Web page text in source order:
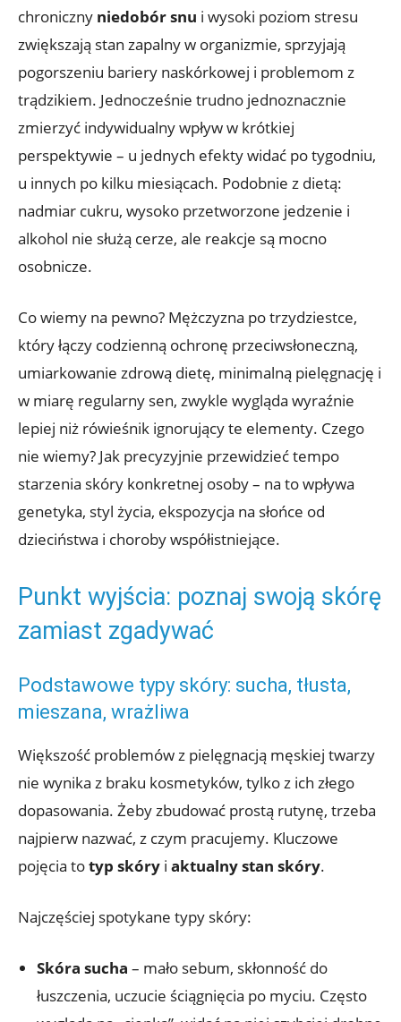
chroniczny niedobór snu i wysoki poziom stresu
zwiększają stan zapalny w organizmie, sprzyjają
pogorszeniu bariery naskórkowej i problemom z
trądzikiem. Jednocześnie trudno jednoznacznie
zmierzyć indywidualny wpływ w krótkiej
perspektywie – u jednych efekty widać po tygodniu,
u innych po kilku miesiącach. Podobnie z dietą:
nadmiar cukru, wysoko przetworzone jedzenie i
alkohol nie służą cerze, ale reakcje są mocno
osobnicze.
Co wiemy na pewno? Mężczyzna po trzydziestce,
który łączy codzienną ochronę przeciwsłoneczną,
umiarkowanie zdrową dietę, minimalną pielęgnację i
w miarę regularny sen, zwykle wygląda wyraźnie
lepiej niż rówieśnik ignorujący te elementy. Czego
nie wiemy? Jak precyzyjnie przewidzieć tempo
starzenia skóry konkretnej osoby – na to wpływa
genetyka, styl życia, ekspozycja na słońce od
dzieciństwa i choroby współistniejące.
Punkt wyjścia: poznaj swoją skórę
zamiast zgadywać
Podstawowe typy skóry: sucha, tłusta,
mieszana, wrażliwa
Większość problemów z pielęgnacją męskiej twarzy
nie wynika z braku kosmetyków, tylko z ich złego
dopasowania. Żeby zbudować prostą rutynę, trzeba
najpierw nazwać, z czym pracujemy. Kluczowe
pojęcia totyp skóry i aktualny stan skóry.
Najczęściej spotykane typy skóry:
Skóra sucha – mało sebum, skłonność do
łuszczenia, uczucie ściągnięcia po myciu. Często